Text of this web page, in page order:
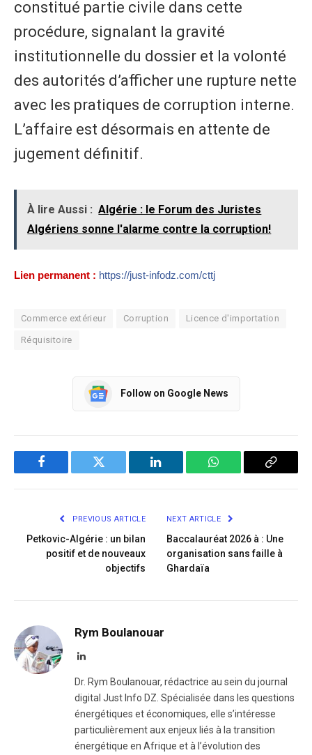
constitué partie civile dans cette
procédure, signalant la gravité
institutionnelle du dossier et la volonté
des autorités d’afficher une rupture nette
avec les pratiques de corruption interne.
L’affaire est désormais en attente de
jugement définitif.
À lire Aussi : Algérie : le Forum des Juristes
Algériens sonne l'alarme contre la corruption!
Lien permanent : https://just-infodz.com/cttj
Commerce extérieur Corruption Licence d'importation
Réquisitoire
Follow on Google News
Facebook Twitter LinkedIn WhatsApp Copy
PREVIOUS ARTICLE
Petkovic-Algérie : un bilan
positif et de nouveaux
objectifs
NEXT ARTICLE
Baccalauréat 2026 à : Une
organisation sans faille à
Ghardaïa
Rym Boulanouar
LinkedIn
Dr. Rym Boulanouar, rédactrice au sein du journal
digital Just Info DZ. Spécialisée dans les questions
énergétiques et économiques, elle s’intéresse
particulièrement aux enjeux liés à la transition
énergétique en Afrique et à l’évolution des